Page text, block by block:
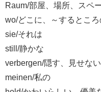
Raum/部屋、場所、スペ
wo/どこに、～するところ
sie/それは
still/静かな
verbergen/隠す、見せない
meinen/私の